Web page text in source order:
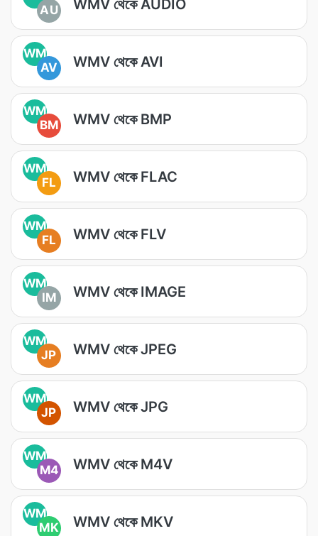
AU
WMV থেকে AUDIO
WM
AV
WMV থেকে AVI
WM
BM
WMV থেকে BMP
WM
FL
WMV থেকে FLAC
WM
FL
WMV থেকে FLV
WM
IM
WMV থেকে IMAGE
WM
JP
WMV থেকে JPEG
WM
JP
WMV থেকে JPG
WM
M4
WMV থেকে M4V
WM
MK
WMV থেকে MKV